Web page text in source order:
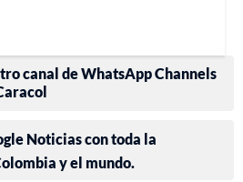
canal de WhatsApp Channels
Noticias con toda la
y el mundo.